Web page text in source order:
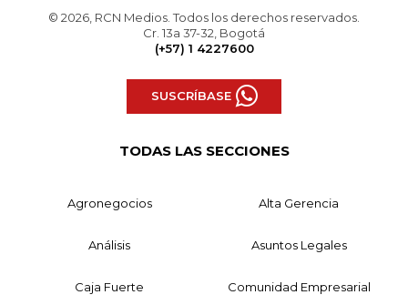
© 2026, RCN Medios. Todos los derechos reservados.
Cr. 13a 37-32, Bogotá
(+57) 1 4227600
SUSCRÍBASE
TODAS LAS SECCIONES
Agronegocios Alta Gerencia
Análisis Asuntos Legales
Caja Fuerte Comunidad Empresarial